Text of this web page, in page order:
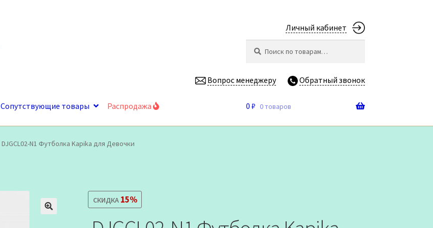
Личный кабинет
Вопрос менеджеру Обратный звонок
Сопутствующие товары Распродажа 0 ₽ 0 товаров
DJGCL02-N1 Футболка Kapika для Девочки
СКИДКА15%